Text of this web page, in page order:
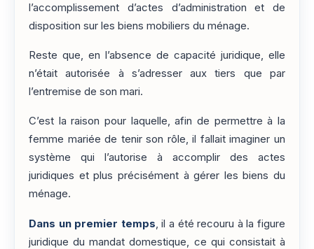
l’accomplissement d’actes d’administration et de
disposition sur les biens mobiliers du ménage.
Reste que, en l’absence de capacité juridique, elle
n’était autorisée à s’adresser aux tiers que par
l’entremise de son mari.
C’est la raison pour laquelle, afin de permettre à la
femme mariée de tenir son rôle, il fallait imaginer un
système qui l’autorise à accomplir des actes
juridiques et plus précisément à gérer les biens du
ménage.
Dans un premier temps, il a été recouru à la figure
juridique du mandat domestique, ce qui consistait à